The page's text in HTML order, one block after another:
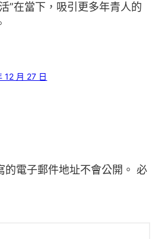
”在當下，吸引更多年青人的
12 月 27 日
的電子郵件地址不會公開。 必